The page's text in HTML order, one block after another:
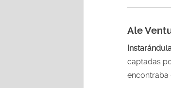
Ale
captadas
encontraba